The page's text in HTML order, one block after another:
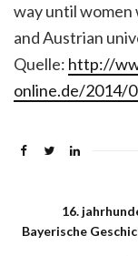
way until women
and Austrian
Quelle: http://
online.de/2014/
16.
Bayerische